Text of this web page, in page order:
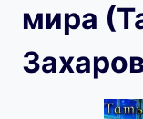
мира